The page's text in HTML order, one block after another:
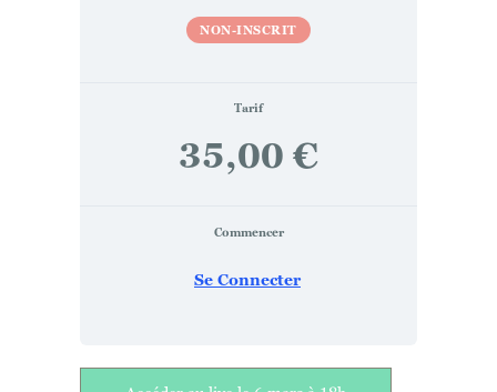
NON-INSCRIT
Tarif
35,00 €
Commencer
Se Connecter